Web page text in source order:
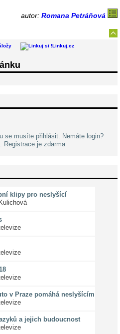
autor: Romana Petráňová
Linkuj.cz
se musíte přihlásit. Nemáte login?
. Registrace je zdarma
klipy pro neslyšící
v Praze pomáhá neslyšícím
a jejich budoucnost